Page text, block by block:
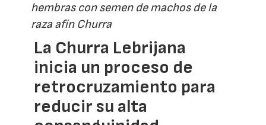
hembras con semen de machos de la
raza afín Churra
La Churra Lebrijana
inicia un proceso de
retrocruzamiento para
reducir su alta